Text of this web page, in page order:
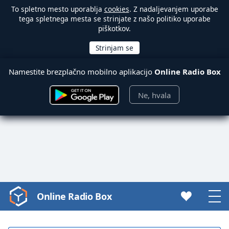
To spletno mesto uporablja cookies. Z nadaljevanjem uporabe
tega spletnega mesta se strinjate z našo politiko uporabe
piškotkov.
Namestite brezplačno mobilno aplikacijo Online Radio Box
Ne, hvala
Video
Player
Online Radio Box